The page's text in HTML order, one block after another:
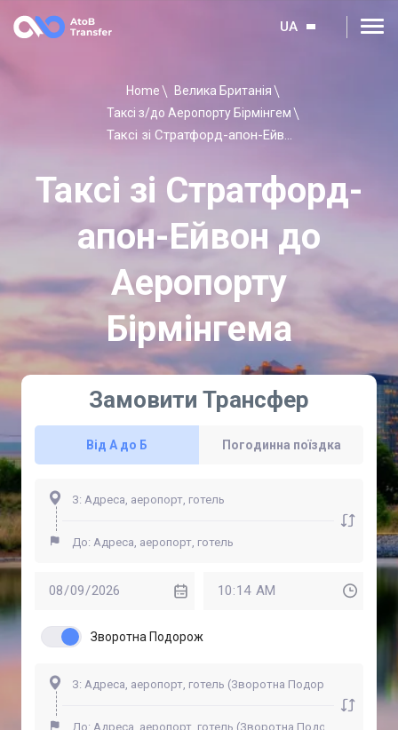
UA
Home
Велика Британія
Таксі з/до Аеропорту Бірмінгем
Таксі зі Стратфорд-апон-Ейвон до Аеропорту Бірмінгема
Таксі зі Стратфорд-
апон-Ейвон до
Аеропорту
Бірмінгема
Замовити Трансфер
Від А до Б Погодинна поїздка
Зворотна Подорож